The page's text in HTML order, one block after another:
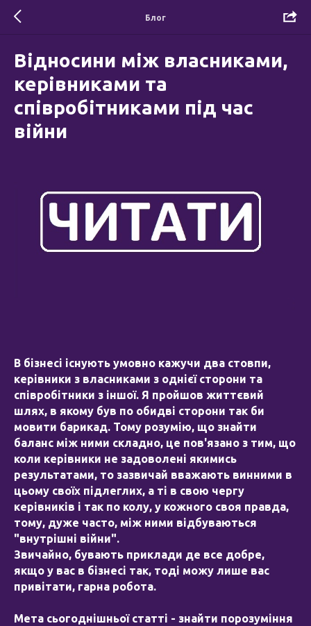
Блог
Відносини між власниками,
керівниками та
співробітниками під час
війни
В бізнесі існують умовно кажучи два стовпи,
керівники з власниками з однієї сторони та
співробітники з іншої. Я пройшов життєвий
шлях, в якому був по обидві сторони так би
мовити барикад. Тому розумію, що знайти
баланс між ними складно, це пов'язано з тим, що
коли керівники не задоволені якимись
результатами, то зазвичай вважають винними в
цьому своїх підлеглих, а ті в свою чергу
керівників і так по колу, у кожного своя правда,
тому, дуже часто, між ними відбуваються
"внутрішні війни".
Звичайно, бувають приклади де все добре,
якщо у вас в бізнесі так, тоді можу лише вас
привітати, гарна робота.
Мета сьогоднішньої статті - знайти порозуміння